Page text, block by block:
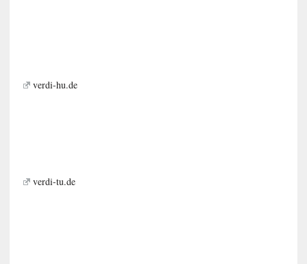
verdi-hu.de
verdi-tu.de